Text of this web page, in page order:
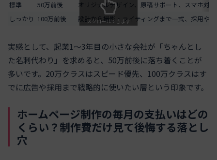
標準
50万前後
オリジナルデザイン、原稿サポート、スマホ対応
しっかり 100万前後 設計から撮影・ライティングまで一式、採用や
スクロールできます
実感として、起業1〜3年目の小さな会社が「ちゃんとし
た名刺代わり」を求めると、50万前後に落ち着くことが
多いです。20万クラスはスピード優先、100万クラスはす
でに広告や採用まで戦略的に使いたい層という印象です。
ホームページ制作の毎月の支払いはどの
くらい？制作費だけ見て後悔する落とし
穴